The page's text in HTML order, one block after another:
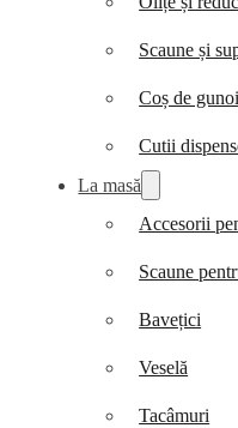
Scaune și
Coș de
Cutii
La masă
Accesorii
Scaune
Bavețici
Veselă
Tacâmuri